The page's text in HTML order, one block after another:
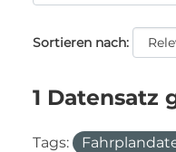
Sortieren nach
1 Datensatz
Tags: